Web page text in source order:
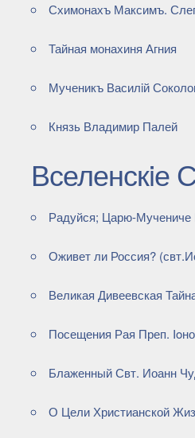
Схимонахъ Максимъ.
Тайная монахиня Агния
Мученикъ Василiй
Князь Владимир Палей
Вселенскiе
Радуйся; Царю-Мучениче
Оживет ли Россия?
Великая Дивеевская
Посещения Рая Преп.
Блаженный Свт. Иоанн
О Цели Христианской